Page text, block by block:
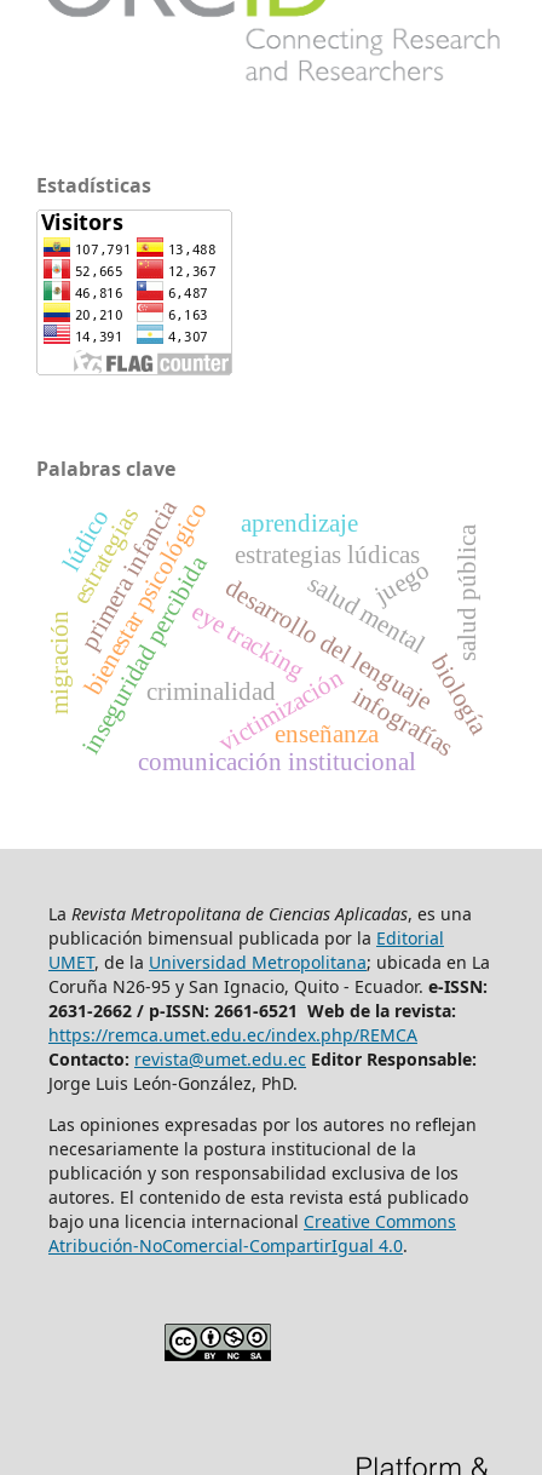
Estadísticas
Palabras clave
criminalidad
salud mental
victimización
inseguridad percibida
bienestar psicológicodesarrollo del lenguaje
primera infancia estrategias lúdicas
eye tracking
comunicación institucional
infografías
biología
juego
aprendizaje
estrategias
lúdico
enseñanza
migración
salud pública
La Revista Metropolitana de Ciencias Aplicadas, es una
publicación bimensual publicada por la Editorial
UMET, de la Universidad Metropolitana; ubicada en La
Coruña N26-95 y San Ignacio, Quito - Ecuador. e-ISSN:
2631-2662 / p-ISSN: 2661-6521 Web de la revista:
https://remca.umet.edu.ec/index.php/REMCA
Contacto: revista@umet.edu.ec Editor Responsable:
Jorge Luis León-González, PhD.
Las opiniones expresadas por los autores no reflejan
necesariamente la postura institucional de la
publicación y son responsabilidad exclusiva de los
autores. El contenido de esta revista está publicado
bajo una licencia internacional Creative Commons
Atribución-NoComercial-CompartirIgual 4.0.